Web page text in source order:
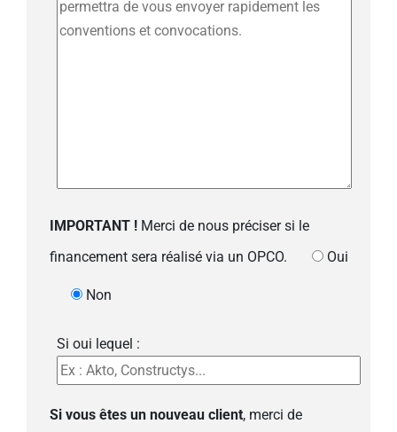
IMPORTANT ! Merci de nous préciser si le
financement sera réalisé via un OPCO.
Oui
Non
Si oui lequel :
Si vous êtes un nouveau client, merci de